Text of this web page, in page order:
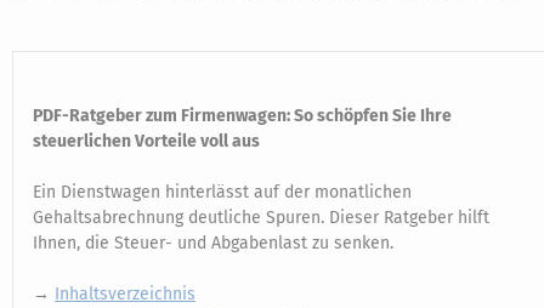
PDF-Ratgeber zum Firmenwagen: So schöpfen Sie Ihre
steuerlichen Vorteile voll aus
Ein Dienstwagen hinterlässt auf der monatlichen
Gehaltsabrechnung deutliche Spuren. Dieser Ratgeber hilft
Ihnen, die Steuer- und Abgabenlast zu senken.
→ Inhaltsverzeichnis